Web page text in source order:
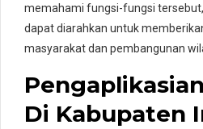
memahami fungsi-fungsi
dapat diarahkan untuk
masyarakat dan pembangunan
Di Kabupaten